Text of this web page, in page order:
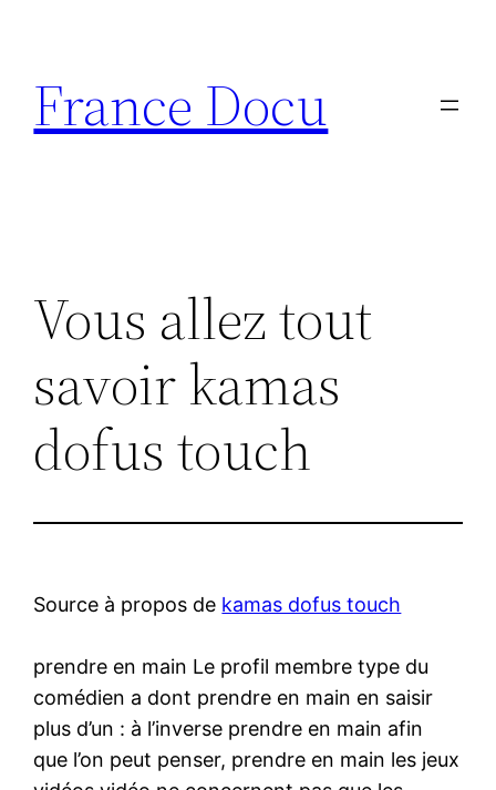
contenu
France Docu
Vous allez tout
savoir kamas
dofus touch
Source à propos de kamas dofus touch
prendre en main Le profil membre type du
comédien a dont prendre en main en saisir
plus d’un : à l’inverse prendre en main afin
que l’on peut penser, prendre en main les jeux